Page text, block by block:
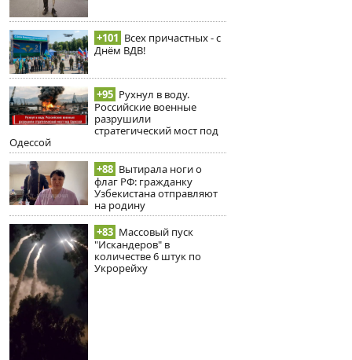
+101 Всех причастных - с
Днём ВДВ!
+95 Рухнул в воду.
Российские военные
разрушили
стратегический мост под
Одессой
+88 Вытирала ноги о
флаг РФ: гражданку
Узбекистана отправляют
на родину
+83 Массовый пуск
"Искандеров" в
количестве 6 штук по
Укрорейху